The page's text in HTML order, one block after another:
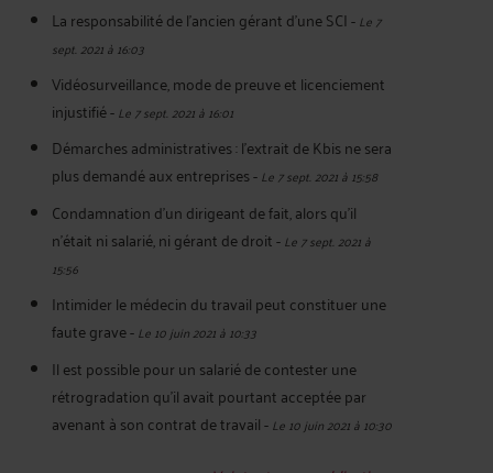
La responsabilité de l’ancien gérant d’une SCI-Le 7
sept. 2021 à 16:03
Vidéosurveillance, mode de preuve et licenciement
injustifié-Le 7 sept. 2021 à 16:01
Démarches administratives : l’extrait de Kbis ne sera
plus demandé aux entreprises-Le 7 sept. 2021 à 15:58
Condamnation d’un dirigeant de fait, alors qu’il
n’était ni salarié, ni gérant de droit-Le 7 sept. 2021 à
15:56
Intimider le médecin du travail peut constituer une
faute grave-Le 10 juin 2021 à 10:33
Il est possible pour un salarié de contester une
rétrogradation qu’il avait pourtant acceptée par
avenant à son contrat de travail-Le 10 juin 2021 à 10:30